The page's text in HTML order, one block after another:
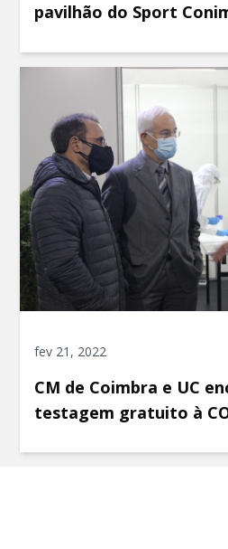
pavilhão do Sport
fev 21, 2022
CM de Coimbra e UC
testagem gratuito à